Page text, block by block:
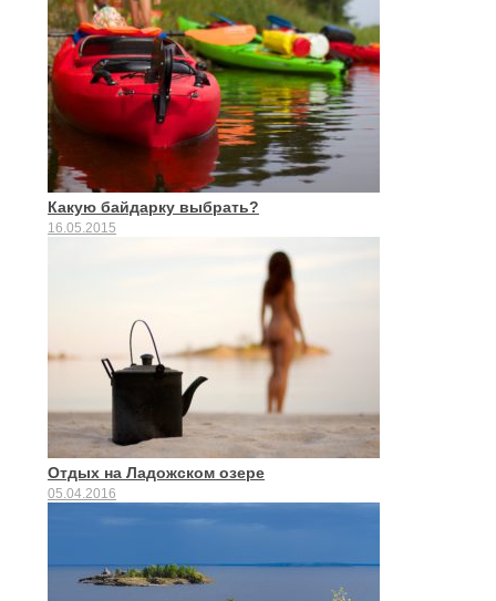
Какую байдарку выбрать?
16.05.2015
Отдых на Ладожском озере
05.04.2016